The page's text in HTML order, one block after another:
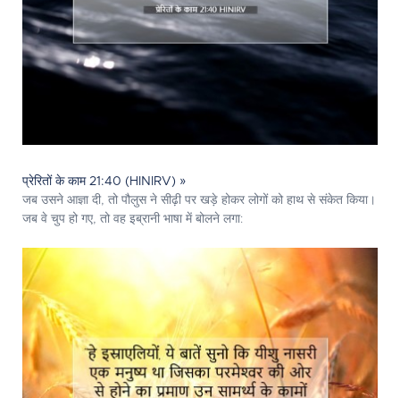
प्रेरितों के काम 21:40 (HINIRV) »
जब उसने आज्ञा दी, तो पौलुस ने सीढ़ी पर खड़े होकर लोगों को हाथ से संकेत किया।
जब वे चुप हो गए, तो वह इब्रानी भाषा में बोलने लगा: